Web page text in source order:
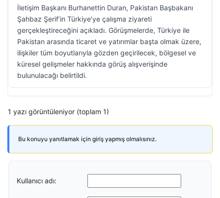
İletişim Başkanı Burhanettin Duran, Pakistan Başbakanı
Şahbaz Şerif’in Türkiye’ye çalışma ziyareti
gerçekleştireceğini açıkladı. Görüşmelerde, Türkiye ile
Pakistan arasında ticaret ve yatırımlar başta olmak üzere,
ilişkiler tüm boyutlarıyla gözden geçirilecek, bölgesel ve
küresel gelişmeler hakkında görüş alışverişinde
bulunulacağı belirtildi.
1 yazı görüntüleniyor (toplam 1)
Bu konuyu yanıtlamak için giriş yapmış olmalısınız.
Kullanıcı adı: